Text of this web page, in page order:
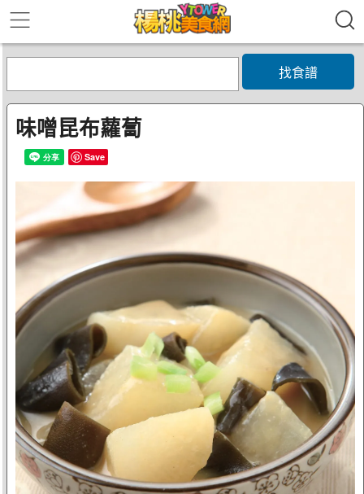
找食譜
味噌昆布蘿蔔
Save